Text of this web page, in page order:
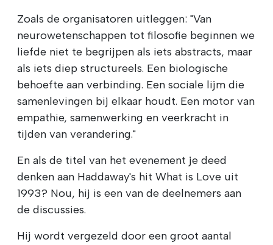
Zoals de organisatoren uitleggen: "Van
neurowetenschappen tot filosofie beginnen we
liefde niet te begrijpen als iets abstracts, maar
als iets diep structureels. Een biologische
behoefte aan verbinding. Een sociale lijm die
samenlevingen bij elkaar houdt. Een motor van
empathie, samenwerking en veerkracht in
tijden van verandering."
En als de titel van het evenement je deed
denken aan Haddaway's hit What is Love uit
1993? Nou, hij is een van de deelnemers aan
de discussies.
Hij wordt vergezeld door een groot aantal